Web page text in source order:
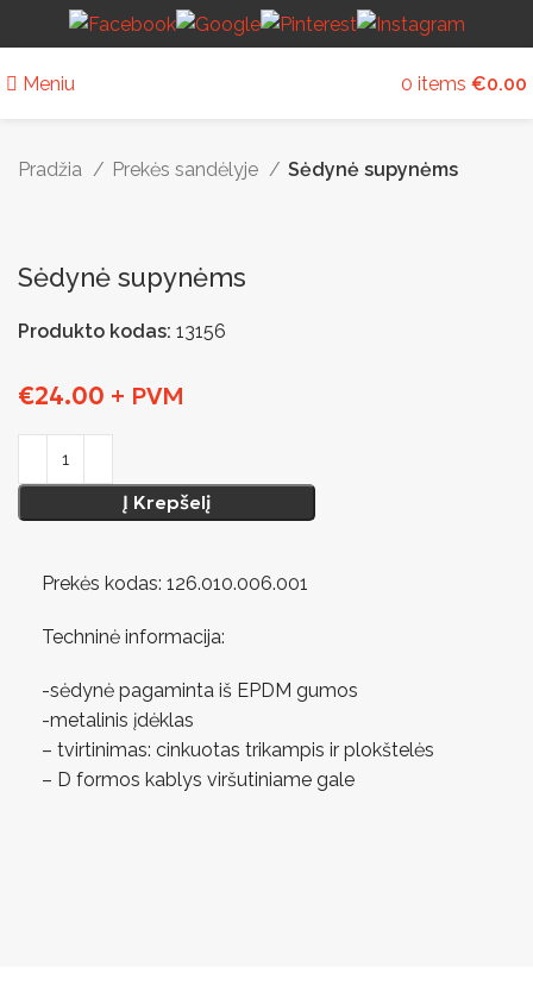
Meniu 0 items €0.00
Pradžia Prekės sandėlyje Sėdynė supynėms
Sėdynė supynėms
Produkto kodas: 13156
€24.00 + PVM
Į Krepšelį
Prekės kodas: 126.010.006.001
Techninė informacija:
-sėdynė pagaminta iš EPDM gumos
-metalinis įdėklas
– tvirtinimas: cinkuotas trikampis ir plokštelės
– D formos kablys viršutiniame gale